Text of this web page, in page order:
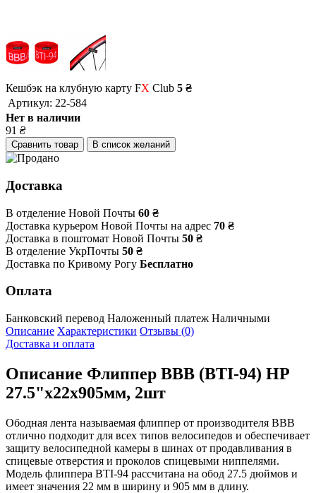
Кешбэк на клубную карту FX Club 5 ₴
Артикул: 22-584
Нет в наличии
91 ₴
Сравнить товар В список желаний
Доставка
В отделение Новой Почты 60 ₴
Доставка курьером Новой Почты на адрес 70 ₴
Доставка в поштомат Новой Почты 50 ₴
В отделение УкрПочты 50 ₴
Доставка по Кривому Рогу Бесплатно
Оплата
Банковский перевод Наложенный платеж Наличными
Описание Характеристики Отзывы (0)
Доставка и оплата
Описание Флиппер BBB (BTI-94) HP
27.5"x22x905мм, 2шт
Ободная лента называемая флиппер от производителя BBB
отлично подходит для всех типов велосипедов и обеспечивает
защиту велосипедной камеры в шинах от продавливания в
спицевые отверстия и проколов спицевыми ниппелями.
Модель флиппера BTI-94 рассчитана на обод 27.5 дюймов и
имеет значения 22 мм в ширину и 905 мм в длину.